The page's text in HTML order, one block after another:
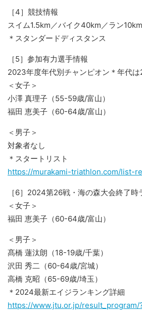
［4］競技情報
スイム1.5km／バイク40km／ラン10km
＊スタンダードディスタンス
［5］参加有力選手情報
2023年度年代別チャンピオン＊年代
＜女子＞
小澤 真理子（55-59歳/富山）
福田 恵美子（60-64歳/富山）
＜男子＞
対象者なし
＊スタートリスト
https://murakami-triathlon.com/list-
［6］2024第26戦・海の森大会終了
＜女子＞
福田 恵美子（60-64歳/富山）
＜男子＞
髙橋 蓮汰朗（18-19歳/千葉）
沢田 秀二（60-64歳/宮城）
高橋 克昭（65-69歳/埼玉）
＊2024最新エイジランキング詳細
https://www.jtu.or.jp/